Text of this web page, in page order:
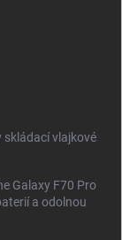
skládací vlajkové
Galaxy F70 Pro
a odolnou